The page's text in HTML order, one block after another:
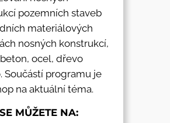
pozemních staveb
materiálových
nosných konstrukcí,
ocel, dřevo
Součástí programu je
na aktuální téma.
MŮŽETE NA: